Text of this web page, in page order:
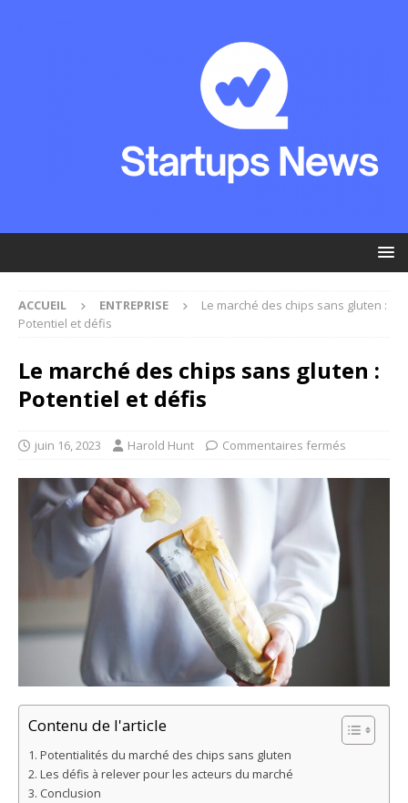
ACCUEIL ENTREPRISE
Le marché des chips sans gluten :
Potentiel et défis
Le marché des chips sans gluten :
Potentiel et défis
juin 16, 2023 Harold Hunt Commentaires fermés
Contenu de l'article
Potentialités du marché des chips sans gluten
Les défis à relever pour les acteurs du marché
Conclusion